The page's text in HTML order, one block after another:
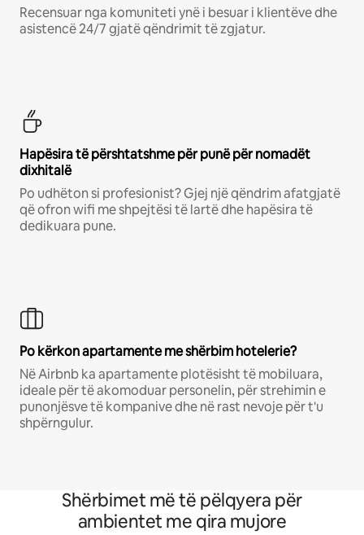
Recensuar nga komuniteti ynë i besuar i klientëve dhe
asistencë 24/7 gjatë qëndrimit të zgjatur.
Hapësira të përshtatshme për punë për nomadët
dixhitalë
Po udhëton si profesionist? Gjej një qëndrim afatgjatë
që ofron wifi me shpejtësi të lartë dhe hapësira të
dedikuara pune.
Po kërkon apartamente me shërbim hotelerie?
Në Airbnb ka apartamente plotësisht të mobiluara,
ideale për të akomoduar personelin, për strehimin e
punonjësve të kompanive dhe në rast nevoje për t'u
shpërngulur.
Shërbimet më të pëlqyera për
ambientet me qira mujore